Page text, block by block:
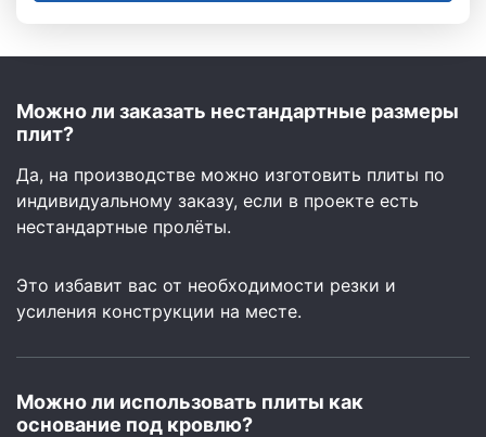
Можно ли заказать нестандартные размеры
плит?
Да, на производстве можно изготовить плиты по
индивидуальному заказу, если в проекте есть
нестандартные пролёты.
Это избавит вас от необходимости резки и
усиления конструкции на месте.
Можно ли использовать плиты как
основание под кровлю?